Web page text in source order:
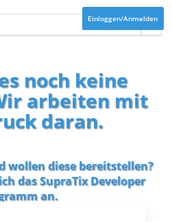
Einloggen/Anmelden
noch keine
arbeiten mit
daran.
wollen diese bereitstellen?
dasSupraTix Developer
an.